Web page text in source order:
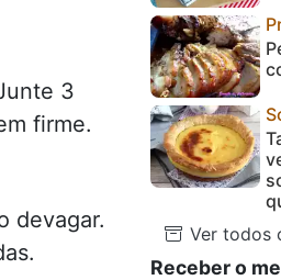
3
firme.
devagar.
Ver todos
Receber o